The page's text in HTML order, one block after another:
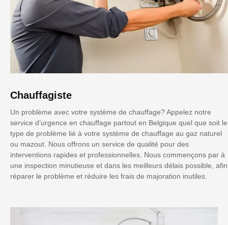
Chauffagiste
Un problème avec votre système de chauffage? Appelez notre
service d’urgence en chauffage partout en Belgique quel que soit le
type de problème lié à votre système de chauffage au gaz naturel
ou mazout. Nous offrons un service de qualité pour des
interventions rapides et professionnelles. Nous commençons par à
une inspection minutieuse et dans les meilleurs délais possible, afin
réparer le problème et réduire les frais de majoration inutiles.